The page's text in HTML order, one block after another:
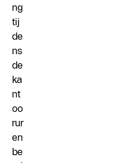
ng
tij
de
ns
de
ka
nt
oo
rur
en
be